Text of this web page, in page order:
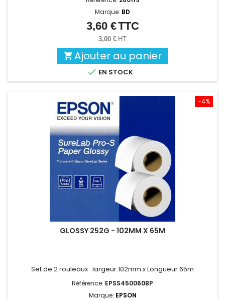
Marque: BD
Prix
3,60 €TTC
3,00 € HT
 Ajouter au panier
 EN STOCK
-4%
GLOSSY 252G - 102MM X 65M
Set de 2 rouleaux : largeur 102mm x Longueur 65m
Référence: EPSS450060BP
Marque: EPSON